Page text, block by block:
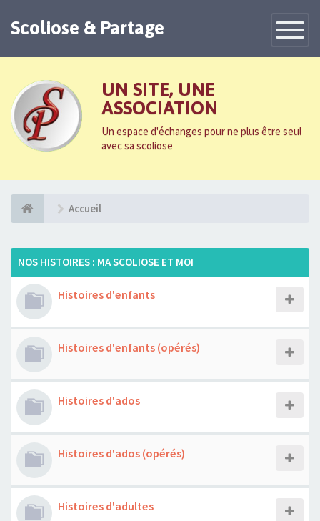
Toggle
Scoliose & Partage
UN SITE, UNE
ASSOCIATION
Un espace d'échanges pour ne plus être seul
avec sa scoliose
Accueil
NOS HISTOIRES : MA SCOLIOSE ET MOI
Histoires d'enfants
Histoires d'enfants (opérés)
Histoires d'ados
Histoires d'ados (opérés)
Histoires d'adultes